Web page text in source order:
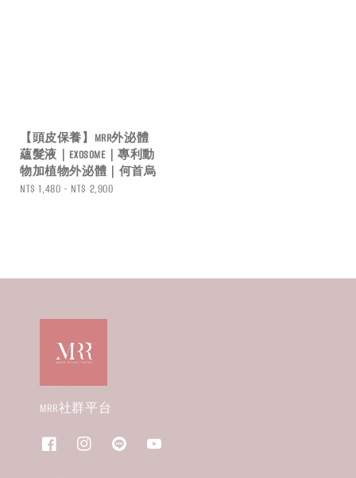
【頭皮保養】MRR外泌體
蘊髮液｜EXOSOME｜專利動
物加植物外泌體｜何首烏
Regular
NT$ 1,480 - NT$ 2,900
MRR社群平台